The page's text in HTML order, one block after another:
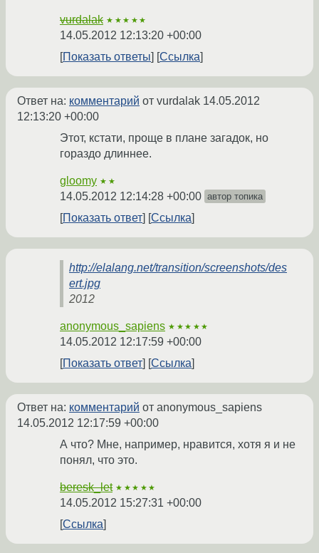
vurdalak ★★★★★
14.05.2012 12:13:20 +00:00
Показать ответы
Ссылка
Ответ на: комментарий от vurdalak 14.05.2012
12:13:20 +00:00
Этот, кстати, проще в плане загадок, но
гораздо длиннее.
gloomy ★★
14.05.2012 12:14:28 +00:00 автор топика
Показать ответ Ссылка
http://elalang.net/transition/screenshots/des
ert.jpg
2012
anonymous_sapiens ★★★★★
14.05.2012 12:17:59 +00:00
Показать ответ
Ссылка
Ответ на: комментарий от anonymous_sapiens
14.05.2012 12:17:59 +00:00
А что? Мне, например, нравится, хотя я и не
понял, что это.
beresk_let ★★★★★
14.05.2012 15:27:31 +00:00
Ссылка